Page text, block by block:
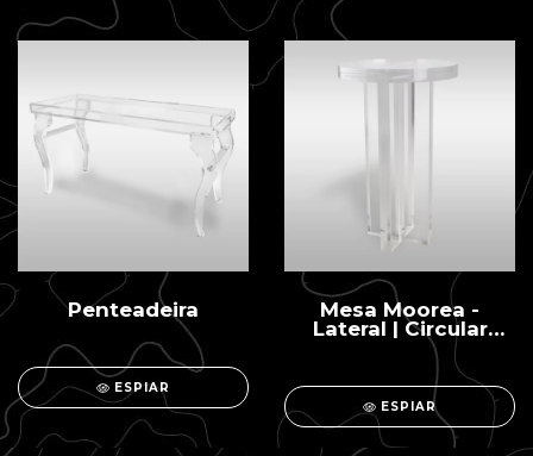
Penteadeira
ESPIAR
Mesa Moorea -
Lateral | Circular
40mm
ESPIAR